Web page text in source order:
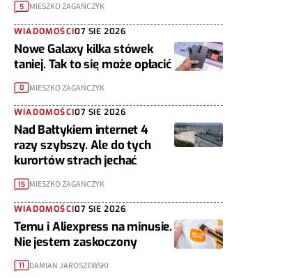
5 MIESZKO ZAGAŃCZYK
WIADOMOŚCI07 SIE 2026
Nowe Galaxy kilka stówek
taniej. Tak to się może opłacić
0 MIESZKO ZAGAŃCZYK
WIADOMOŚCI07 SIE 2026
Nad Bałtykiem internet 4
razy szybszy. Ale do tych
kurortów strach jechać
15 MIESZKO ZAGAŃCZYK
WIADOMOŚCI07 SIE 2026
Temu i Aliexpress na minusie.
Nie jestem zaskoczony
11 DAMIAN JAROSZEWSKI